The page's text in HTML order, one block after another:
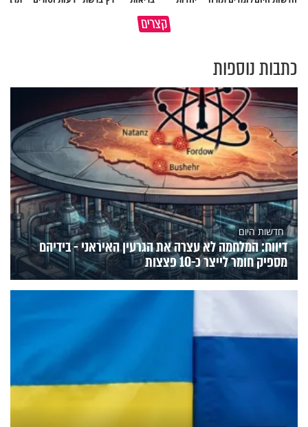
קצרים
כתבות נוספות
חדשות היום
דיווח: המלחמה לא עצרה את הגרעין האיראני - בידיהם
מספיק חומר לייצר כ-10 פצצות